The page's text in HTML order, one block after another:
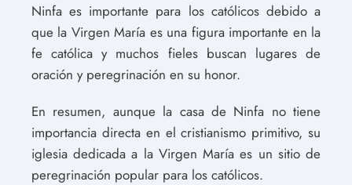
Ninfa es importante para los católicos debido a
que la Virgen María es una figura importante en la
fe católica y muchos fieles buscan lugares de
oración y peregrinación en su honor.
En resumen, aunque la casa de Ninfa no tiene
importancia directa en el cristianismo primitivo, su
iglesia dedicada a la Virgen María es un sitio de
peregrinación popular para los católicos.